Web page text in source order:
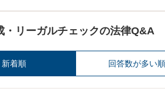
・リーガルチェックの法律Q&A
新着順 回答数が多い順